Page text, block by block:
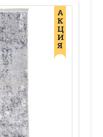
А
К
Ц
И
Я